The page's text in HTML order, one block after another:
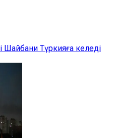
Шайбани Түркияға келеді